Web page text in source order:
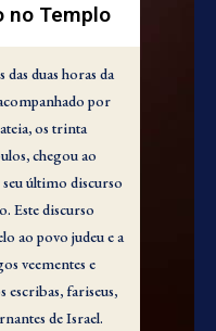
no Templo
duas horas da
por
os trinta
chegou ao
último discurso
Este discurso
ao povo judeu e a
veementes e
escribas, fariseus,
de Israel.